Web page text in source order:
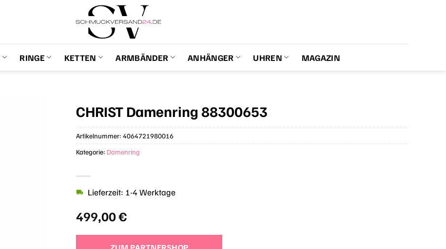
RINGE KETTEN ARMBÄNDER ANHÄNGER UHREN MAGAZIN
CHRIST Damenring 88300653
499,00€
Lieferzeit: 1-4 Werktage
Artikelnummer:4064721980016
Kategorie: Damenring